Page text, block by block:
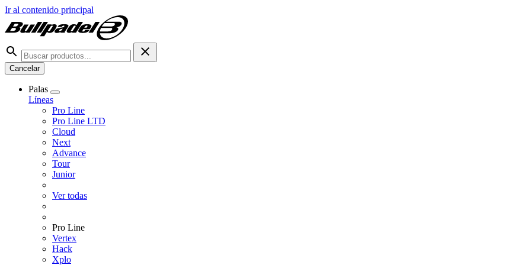
Ir al contenido principal
Cancelar
Palas
Líneas
Pro Line
Pro Line LTD
Cloud
Next
Advance
Tour
Junior
Ver todas
Pro Line
Vertex
Hack
Xplo